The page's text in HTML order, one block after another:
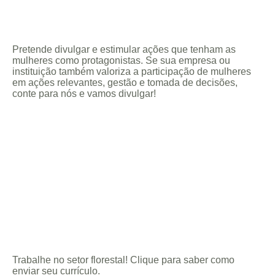
Pretende divulgar e estimular ações que tenham as
mulheres como protagonistas. Se sua empresa ou
instituição também valoriza a participação de mulheres
em ações relevantes, gestão e tomada de decisões,
conte para nós e vamos divulgar!
Trabalhe no setor florestal! Clique para saber como
enviar seu currículo.